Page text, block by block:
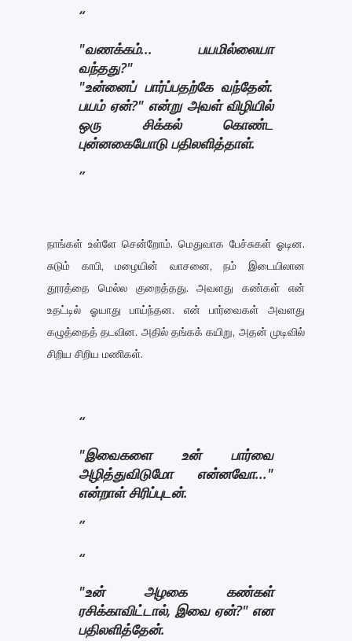
"வணக்கம்... பயமில்லையா
வந்தது?"
"உன்னைப் பார்ப்பதற்கே வந்தேன்.
பயம் ஏன்?" என்று அவள் விழியில்
ஒரு சிக்கல் கொண்ட
புன்னகையோடு பதிலளித்தாள்.
நாங்கள் உள்ளே சென்றோம். மெதுவாக பேச்சுகள் ஓடின.
சுடும் காபி, மழையின் வாசனை, நம் இடையிலான
தூரத்தை மெல்ல குறைத்தது. அவளது கண்கள் என்
உதட்டில் ஓயாது பாய்ந்தன. என் பார்வைகள் அவளது
கழுத்தைத் தடவின. அதில் தங்கக் கயிறு, அதன் முடிவில்
சிறிய சிறிய மணிகள்.
"இவைகளை உன் பார்வை
அழித்துவிடுமோ என்னவோ..."
என்றாள் சிரிப்புடன்.
"உன் அழகை கண்கள்
ரசிக்காவிட்டால், இவை ஏன்?" என
பதிலளித்தேன்.